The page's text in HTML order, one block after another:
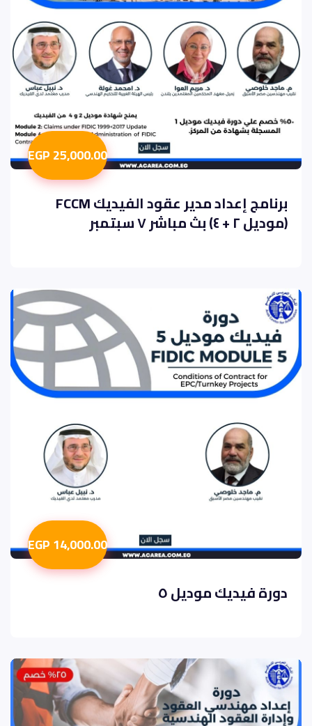
25,000.00 EGP
برنامج إعداد مدير عقود الفيديك FCCM
(موديل ٢ + ٤) بث مباشر ٧ سبتمبر
14,000.00 EGP
دورة فيديك موديل ٥